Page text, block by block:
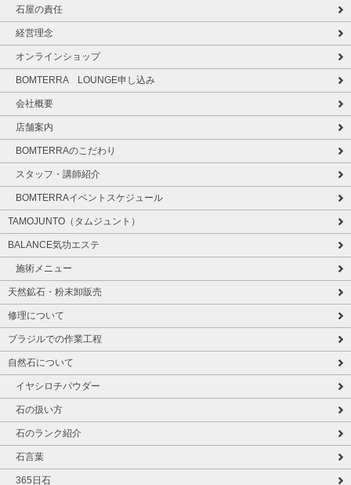
石屋の責任
経営理念
オンラインショップ
BOMTERRA LOUNGE申し込み
会社概要
店舗案内
BOMTERRAのこだわり
スタッフ・講師紹介
BOMTERRAイベントスケジュール
TAMOJUNTO（タムジュント）
BALANCE気功エステ
施術メニュー
天然鉱石・粉末卸販売
修理について
ブラジルでの作業工程
自然石について
イヤシロチパウダー
石の扱い方
石のランク紹介
石言葉
365日石